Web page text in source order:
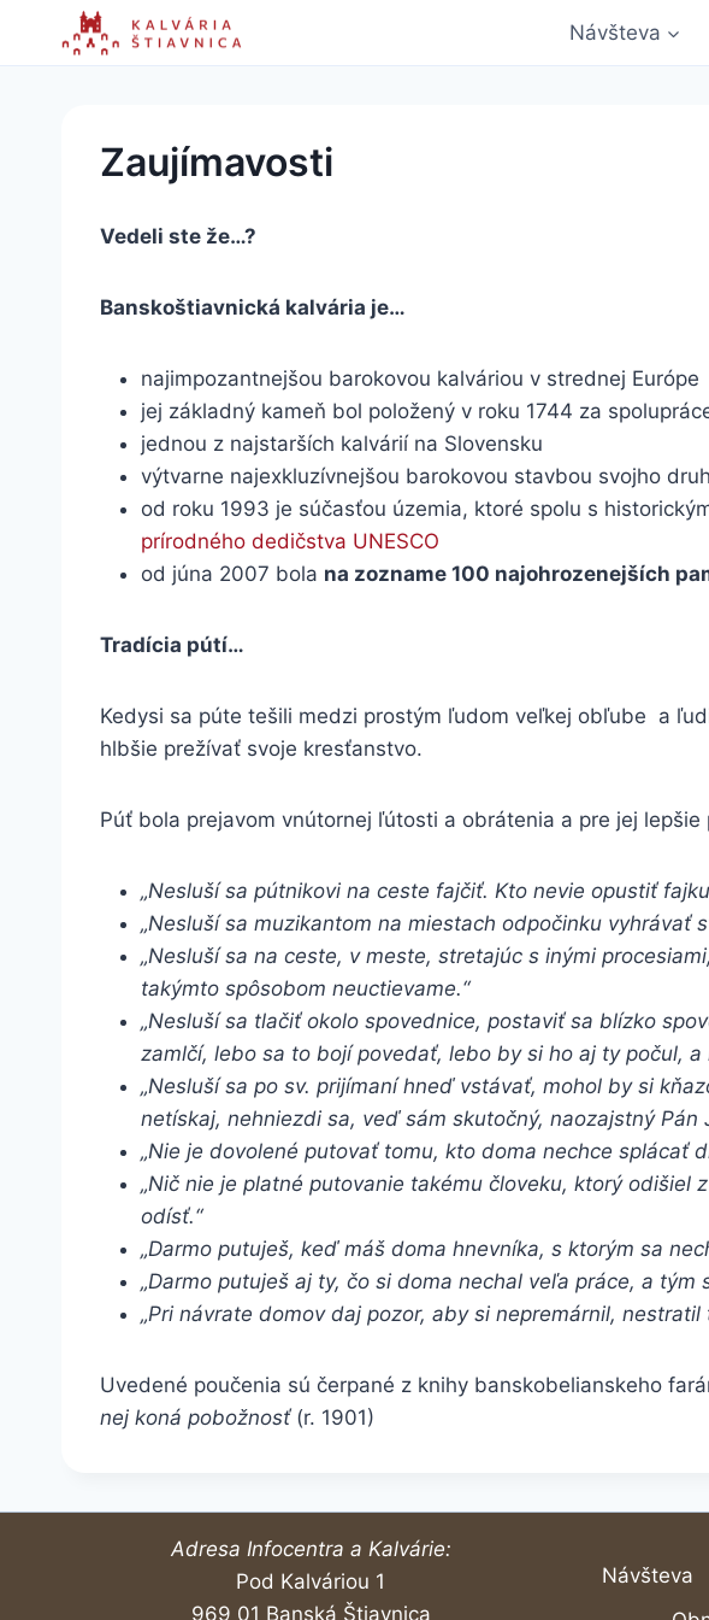
Návšteva
Zaujímavosti
Vedeli ste že…?
Banskoštiavnická kalvária je…
najimpozantnejšou barokovou kalváriou v strednej Európe
jej základný kameň bol položený v roku 1744 za
jednou z najstarších kalvárií na Slovensku
výtvarne najexkluzívnejšou barokovou stavbou svojho
od roku 1993 je súčasťou územia, ktoré spolu s
prírodného dedičstva UNESCO
od júna 2007 bola na zozname 100 najohrozenejších
Tradícia pútí…
Kedysi sa púte tešili medzi prostým ľudom veľkej obľube a
hlbšie prežívať svoje kresťanstvo.
Púť bola prejavom vnútornej ľútosti a obrátenia a pre jej
„Nesluší sa pútnikovi na ceste fajčiť. Kto nevie opustiť
„Nesluší sa muzikantom na miestach odpočinku vyhrávať
„Nesluší sa na ceste, v meste, stretajúc s inými
takýmto spôsobom neuctievame.“
„Nesluší sa tlačiť okolo spovednice, postaviť sa blízko
zamlčí, lebo sa to bojí povedať, lebo by si ho aj ty počul,
„Nesluší sa po sv. prijímaní hneď vstávať, mohol by si
netískaj, nehniezdi sa, veď sám skutočný, naozajstný
„Nie je dovolené putovať tomu, kto doma nechce splácať
„Nič nie je platné putovanie takému človeku, ktorý
odísť.“
„Darmo putuješ, keď máš doma hnevníka, s ktorým sa
„Darmo putuješ aj ty, čo si doma nechal veľa práce, a
„Pri návrate domov daj pozor, aby si nepremárnil,
Uvedené poučenia sú čerpané z knihy banskobelianskeho
nej koná pobožnosť(r. 1901)
Adresa Infocentra a Kalvárie:
Pod Kalváriou 1
969 01 Banská Štiavnica
Návšteva